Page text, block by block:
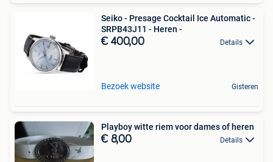
Seiko - Presage Cocktail Ice Automatic -
SRPB43J11 - Heren -
€ 400,00 Details
Bezoek website Gisteren
Playboy witte riem voor dames of heren
€ 8,00 Details